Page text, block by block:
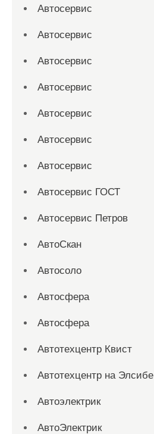
Автосервис
Автосервис
Автосервис
Автосервис
Автосервис
Автосервис
Автосервис
Автосервис ГОСТ
Автосервис Петров
АвтоСкан
Автосоло
Автосфера
Автосфера
Автотехцентр Квист
Автотехцентр на Элсибе
Автоэлектрик
АвтоЭлектрик